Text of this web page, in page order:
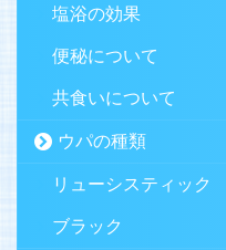
塩浴の効果
便秘について
共食いについて
ウパの種類
リューシスティック
ブラック